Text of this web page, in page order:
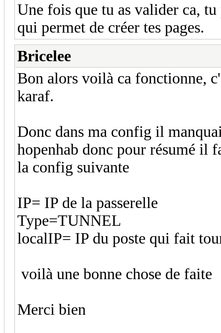
Une fois que tu as valider ca,
qui permet de créer tes pages.
Bricelee
Bon alors voilà ca fonctionne,
karaf.
Donc dans ma config il
hopenhab donc pour résumé il
la config suivante
IP= IP de la passerelle
Type=TUNNEL
localIP= IP du poste qui fait
voilà une bonne chose de faite
Merci bien